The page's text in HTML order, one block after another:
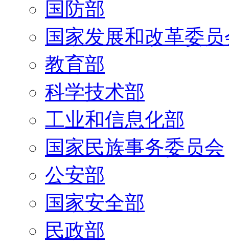
国防部
国家发展和改革委
教育部
科学技术部
工业和信息化部
国家民族事务委员会
公安部
国家安全部
民政部